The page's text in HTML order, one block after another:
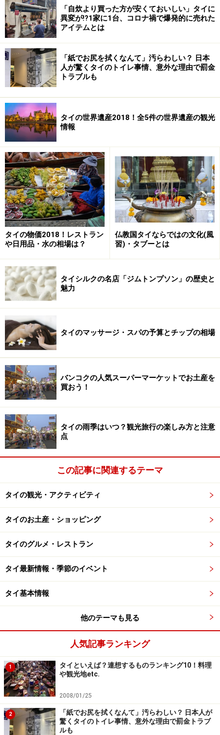
す。
＜DATA＞
■世界文化遺産アユタヤ/お帰りはのんびりクルーズで
（ビュッフェ付き）
取扱会社：パンダトラベル
催行日：毎日
ガイド：日本語
訪問スポット：ワットマハタート、象乗り、ワットプラ
シーサンペット、ワット・ロカヤスター、ワットヤイチ
ャイモンコン
所要時間：約10時間（7:20スタート）
出発場所：各ホテルまたはプレジデントタワー入口
食事：昼食（クルーズビュッフェ）
料金：THB2000（2013年3月現在)
ホームページ：世界文化遺産アユタヤ/お帰りはのんびり
クルーズで（ビュッフェ付き）
※上記データは記事公開時点のものです。
※記事内容は執筆時点のものです。最新の内容をご確認くださ
い。
※海外を訪れる際には最新情報の入手に努め、「
ホームページ」を確認するなど、安全確保に十分注意を払ってく
ださい。
「自炊より買った方が安くておいしい」タイに
異変が!?1家に1台、コロナ禍で爆発的に売れた
アイテムとは
「紙でお尻を拭くなんて」汚らわしい？ 日本
人が驚くタイのトイレ事情、意外な理由で罰金
トラブルも
タイの世界遺産2018！全5件の世界遺産の観光
情報
タイの物価2018！レストラン
や日用品・水の相場は？
仏教国タイならではの文化(風
習)・タブーとは
タイシルクの名店「ジムトンプソン」の歴史と
魅力
タイのマッサージ・スパの予算とチップの相場
バンコクの人気スーパーマーケットでお土産を
買おう！
タイの雨季はいつ？観光旅行の楽しみ方と注意
点
この記事に関連するテーマ
タイの観光・アクティビティ
タイのお土産・ショッピング
タイのグルメ・レストラン
タイ最新情報・季節のイベント
タイ基本情報
他のテーマも見る
人気記事ランキング
1
タイといえば？連想するものランキング10！料理
や観光地etc.
2008/01/25
2
「紙でお尻を拭くなんて」汚らわしい？ 日本人が
驚くタイのトイレ事情、意外な理由で罰金トラブ
ルも